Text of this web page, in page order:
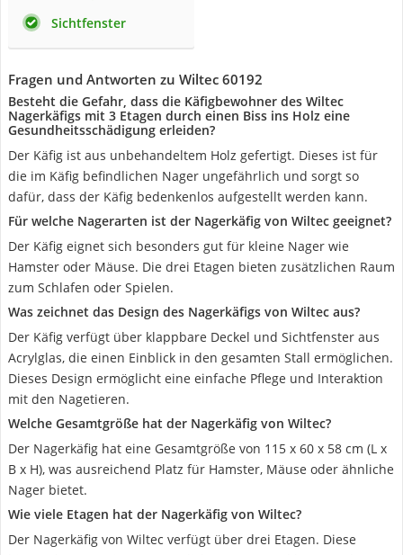
Sichtfenster
Fragen und Antworten zu Wiltec 60192
Besteht die Gefahr, dass die Käfigbewohner des Wiltec
Nagerkäfigs mit 3 Etagen durch einen Biss ins Holz eine
Gesundheitsschädigung erleiden?
Der Käfig ist aus unbehandeltem Holz gefertigt. Dieses ist für
die im Käfig befindlichen Nager ungefährlich und sorgt so
dafür, dass der Käfig bedenkenlos aufgestellt werden kann.
Für welche Nagerarten ist der Nagerkäfig von Wiltec geeignet?
Der Käfig eignet sich besonders gut für kleine Nager wie
Hamster oder Mäuse. Die drei Etagen bieten zusätzlichen Raum
zum Schlafen oder Spielen.
Was zeichnet das Design des Nagerkäfigs von Wiltec aus?
Der Käfig verfügt über klappbare Deckel und Sichtfenster aus
Acrylglas, die einen Einblick in den gesamten Stall ermöglichen.
Dieses Design ermöglicht eine einfache Pflege und Interaktion
mit den Nagetieren.
Welche Gesamtgröße hat der Nagerkäfig von Wiltec?
Der Nagerkäfig hat eine Gesamtgröße von 115 x 60 x 58 cm (L x
B x H), was ausreichend Platz für Hamster, Mäuse oder ähnliche
Nager bietet.
Wie viele Etagen hat der Nagerkäfig von Wiltec?
Der Nagerkäfig von Wiltec verfügt über drei Etagen. Diese